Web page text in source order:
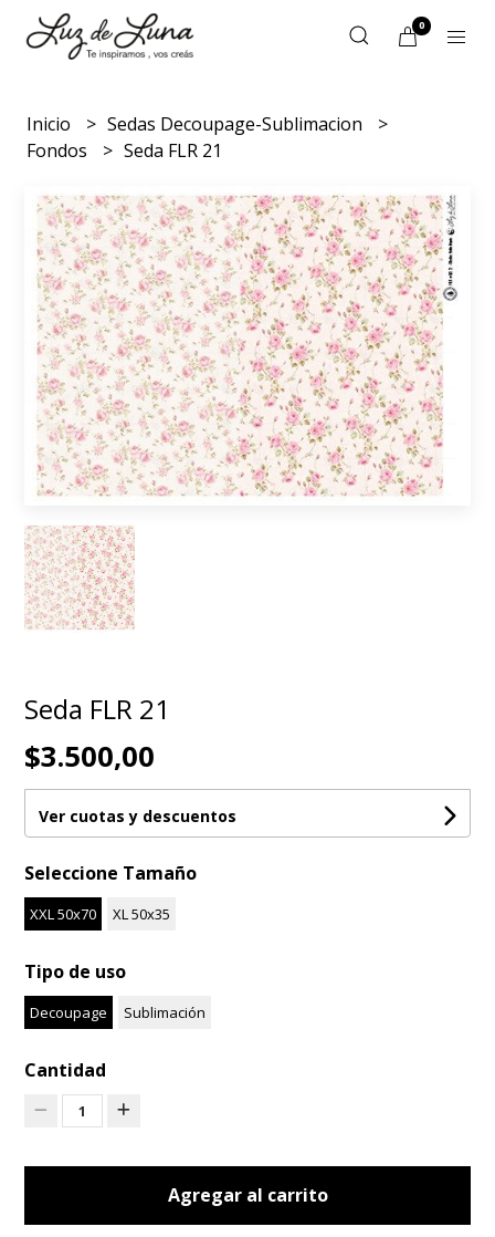
0
Inicio
Sedas Decoupage-Sublimacion
Fondos
Seda FLR 21
Seda FLR 21
$3.500,00
Ver cuotas y descuentos
Seleccione Tamaño
XXL 50x70 XL 50x35
Tipo de uso
Decoupage Sublimación
Cantidad
1
Agregar al carrito